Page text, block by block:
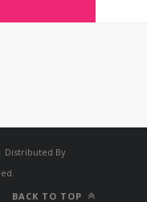
Distributed By
BACK TO TOP